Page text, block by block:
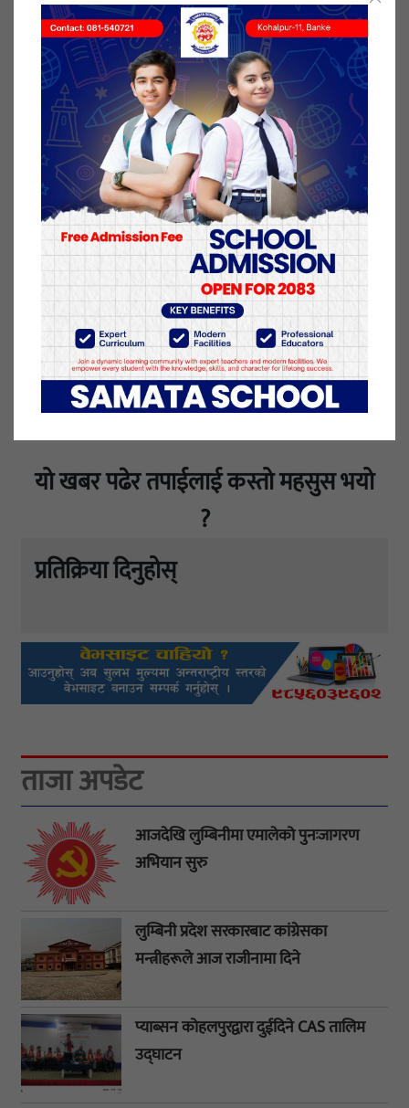
बैठक दिउँसो २ बजे प्रधानमन्त्रीको सरकारी निबास
बालुवाटारमा बस्ने नेम्वाङले जानकारी दिए।
बैठकमा पछिल्लो राजनीतिक अवस्थाबारे समेत छलफल हुने
स्थायी कमिटी सदस्य नेम्वाङले बताए।
बैठकमा एमालेले विवाद निरूपणका लागि बनाएको
कार्यदलको कामबारे समेत छलफल हुने र आगामी रणनीति
तय गरिने उनले बताए।
६ जेष्ठ २०७८, बिहीबार प्रकाशित
यो खबर पढेर तपाईलाई कस्तो महसुस भयो
?
प्रतिक्रिया दिनुहोस्
ताजा अपडेट
आजदेखि लुम्बिनीमा एमालेको पुनःजागरण
अभियान सुरु
लुम्बिनी प्रदेश सरकारबाट कांग्रेसका
मन्त्रीहरूले आज राजीनामा दिने
प्याब्सन कोहलपुरद्वारा दुईदिने CAS तालिम
उद्घाटन